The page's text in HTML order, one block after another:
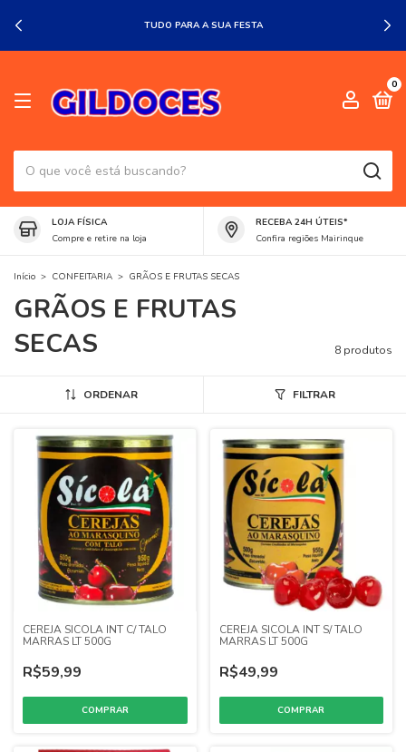
TUDO PARA A SUA FESTA
0
LOJA FÍSICA
Compre e retire na loja
RECEBA 24H ÚTEIS*
Confira regiões Mairinque
Início > CONFEITARIA > GRÃOS E FRUTAS SECAS
GRÃOS E FRUTAS
SECAS
8 produtos
ORDENAR FILTRAR
CEREJA SICOLA INT C/ TALO
MARRAS LT 500G
R$59,99
CEREJA SICOLA INT S/ TALO
MARRAS LT 500G
R$49,99